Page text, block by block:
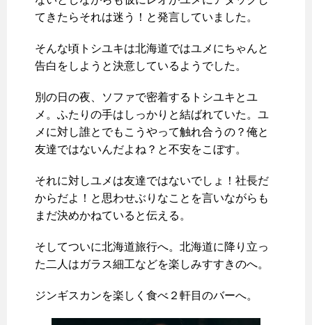
てきたらそれは迷う！と発言していました。
そんな頃トシユキは北海道ではユメにちゃんと
告白をしようと決意しているようでした。
別の日の夜、ソファで密着するトシユキとユ
メ。ふたりの手はしっかりと結ばれていた。ユ
メに対し誰とでもこうやって触れ合うの？俺と
友達ではないんだよね？と不安をこぼす。
それに対しユメは友達ではないでしょ！社長だ
からだよ！と思わせぶりなことを言いながらも
まだ決めかねていると伝える。
そしてついに北海道旅行へ。北海道に降り立っ
た二人はガラス細工などを楽しみすすきのへ。
ジンギスカンを楽しく食べ２軒目のバーへ。